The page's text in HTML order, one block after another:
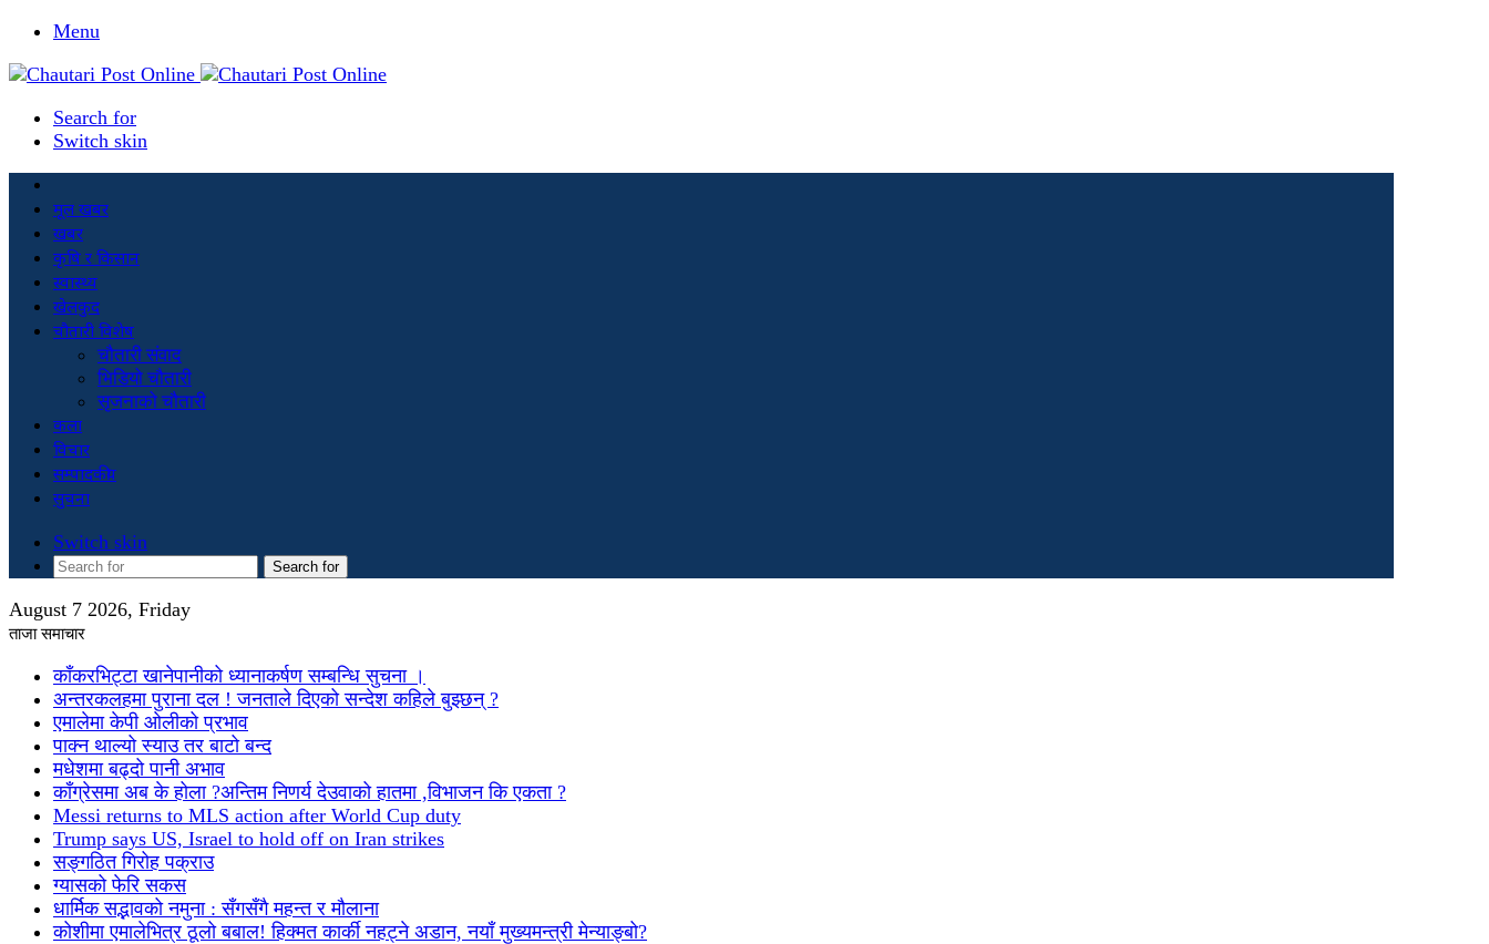
Menu
Search for
Switch skin
मूल खबर
खबर
कृषि र किसान
स्वास्थ्य
खेलकुद
चौतारी विशेष
चौतारी संवाद
भिडियो चौतारी
सृजनाको चौतारी
कला
विचार
सम्पादकीय
सुचना
Switch skin
Search for
August 7 2026, Friday
ताजा समाचार
काँकरभिट्टा खानेपानीको ध्यानाकर्षण सम्बन्धि सुचना ।
अन्तरकलहमा पुराना दल ! जनताले दिएको सन्देश कहिले बुझ्छन् ?
एमालेमा केपी ओलीको प्रभाव
पाक्न थाल्यो स्याउ तर बाटो बन्द
मधेशमा बढ्दो पानी अभाव
काँग्रेसमा अब के होला ?अन्तिम निणर्य देउवाको हातमा ,विभाजन कि एकता ?
Messi returns to MLS action after World Cup duty
Trump says US, Israel to hold off on Iran strikes
सङ्गठित गिरोह पक्राउ
ग्यासको फेरि सकस
धार्मिक सद्भावको नमुना : सँगसँगै महन्त र मौलाना
कोशीमा एमालेभित्र ठूलो बबाल! हिक्मत कार्की नहट्ने अडान, नयाँ मुख्यमन्त्री मेन्याङ्बो?